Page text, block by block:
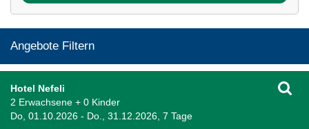
Angebote Filtern
Hotel Nefeli
2 Erwachsene + 0 Kinder
Do, 01.10.2026 - Do., 31.12.2026, 7 Tage